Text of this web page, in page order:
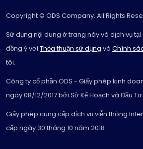
Copyright © ODS Company. All Rights
Sử dụng nội dung ở trang này và dịch vụ
đồng ý với Thỏa thuận sử dụng và Chính
tôi.
Công ty cổ phần ODS - Giấy phép kinh
ngày 08/12/2017 bởi Sở Kế Hoạch và Đầu Tư
Giấy phép cung cấp dịch vụ viễn thông
cấp ngày 30 tháng 10 năm 2018